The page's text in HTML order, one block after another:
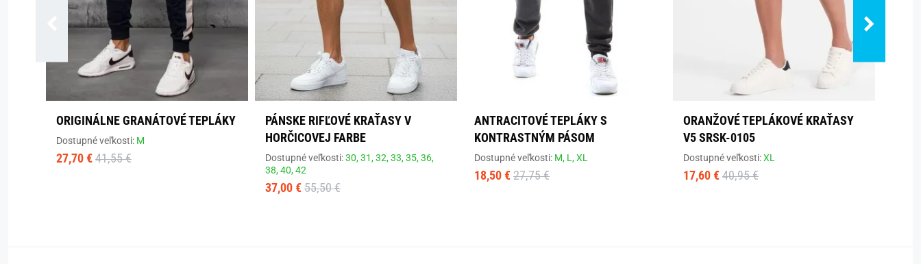
ORIGINÁLNE GRANÁTOVÉ TEPLÁKY
Dostupné veľkosti: M
27,70 € 41,55 €
PÁNSKE RIFĽOVÉ KRAŤASY V
HORČICOVEJ FARBE
Dostupné veľkosti:30,31,32,33,35,36,
38,40,42
37,00 € 55,50 €
ANTRACITOVÉ TEPLÁKY S
KONTRASTNÝM PÁSOM
Dostupné veľkosti: M, L,XL
18,50 € 27,75 €
ORANŽOVÉ TEPLÁKOVÉ KRAŤASY
V5 SRSK-0105
Dostupné veľkosti:XL
17,60 € 40,95 €